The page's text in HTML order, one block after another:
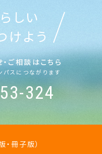
しい
けよう
ご相談はこちら
スにつながります
324
・冊子版）